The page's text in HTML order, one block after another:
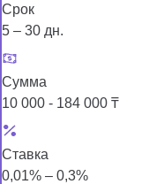
Срок
5 – 30 дн.
Сумма
10 000 - 184 000 ₸
Ставка
0,01% – 0,3%